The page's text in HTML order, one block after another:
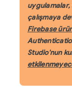
uygulamalar,
çalışmaya
Firebase
Studio'nun